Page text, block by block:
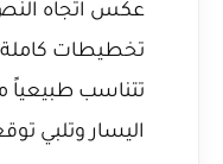
عكس اتجاه
تخطيطات
تتناسب طبيعياً
اليسار وتلبي